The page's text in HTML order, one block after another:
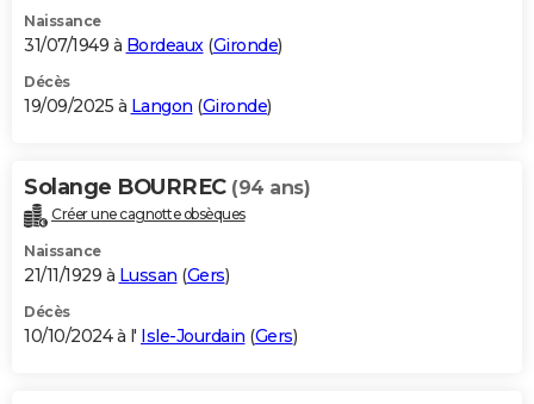
PHOTO
GUIDES D'ACHAT
BONS PLANS
Carte de Noël
Carte Bonne année
Carte Saint-Valentin
Carte Pâques
Carte d'anniversaire
DICTIONNAIRE
Dictionnaire
Biographies
Citations
Expressions
Proverbes
PROGRAMME TV
S'inscrire
Se connecter
Lycées
Collèges
Primaires
Universités
Entreprises
Service militaire
Avis de recherche
AVIS DE DÉCÈS
Naissance
31/07/1949 à Bordeaux(Gironde)
Décès
19/09/2025 à Langon (Gironde)
Solange BOURREC (94 ans)
Créer une cagnotte obsèques
Naissance
21/11/1929 à Lussan (Gers)
Décès
10/10/2024 à l' Isle-Jourdain (Gers)